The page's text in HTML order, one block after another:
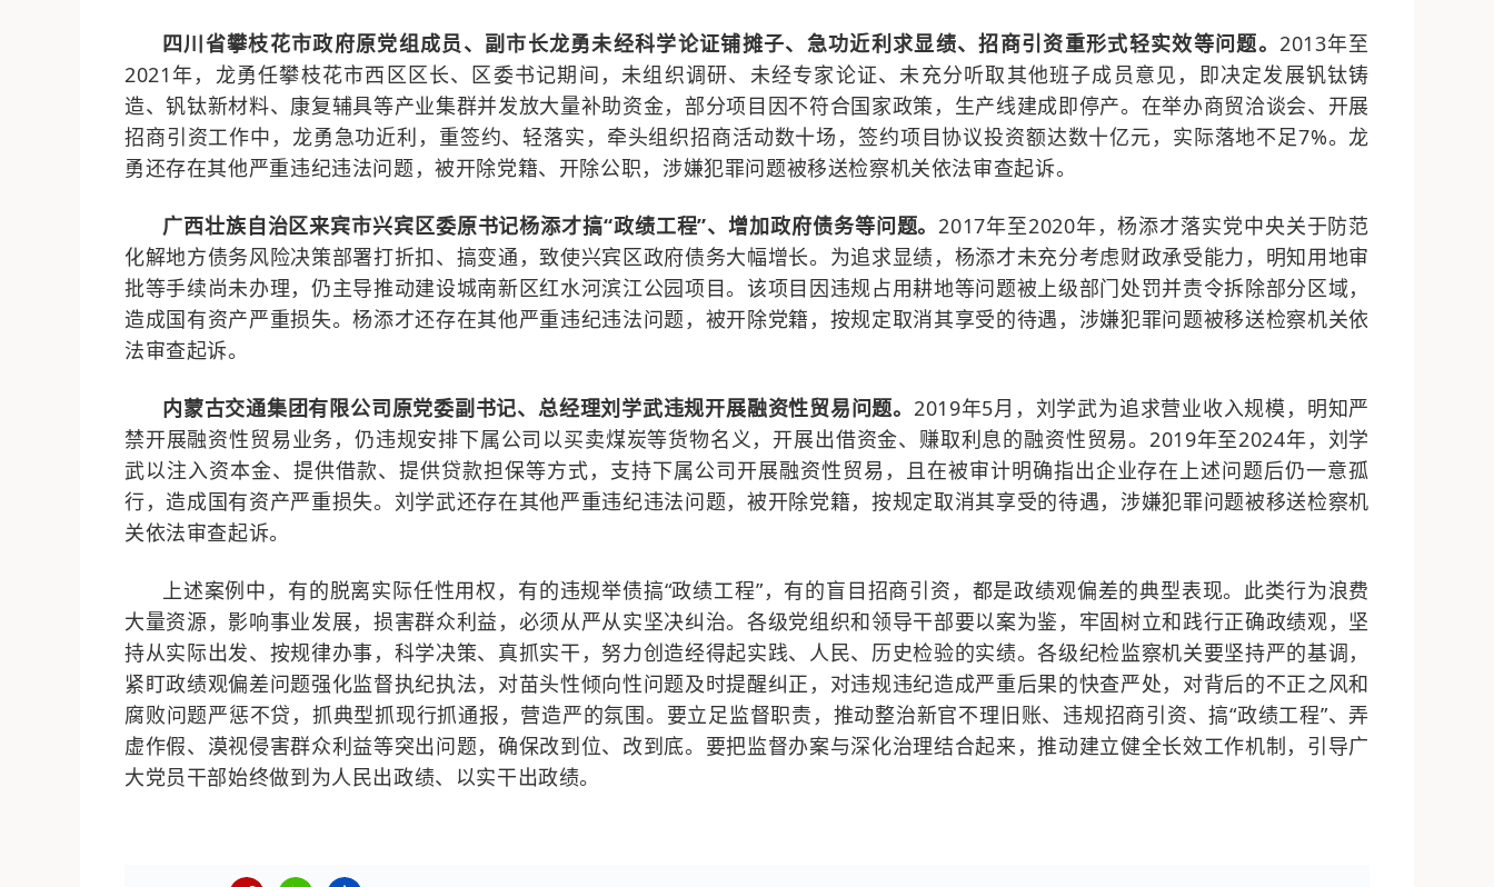
四川省攀枝花市政府原党组成员、副市长龙勇未经科学论证铺摊子、急功近利求显绩、招商引资重形式轻实效等问题。 2013年至
2021年，龙勇任攀枝花市西区区长、区委书记期间，未组织调研、未经专家论证、未充分听取其他班子成员意见，即决定发展钒钛铸
造、钒钛新材料、康复辅具等产业集群并发放大量补助资金，部分项目因不符合国家政策，生产线建成即停产。在举办商贸洽谈会、开展
招商引资工作中，龙勇急功近利，重签约、轻落实，牵头组织招商活动数十场，签约项目协议投资额达数十亿元，实际落地不足7%。龙
勇还存在其他严重违纪违法问题，被开除党籍、开除公职，涉嫌犯罪问题被移送检察机关依法审查起诉。
广西壮族自治区来宾市兴宾区委原书记杨添才搞“政绩工程”、增加政府债务等问题。2017年至2020年，杨添才落实党中央关于防范
化解地方债务风险决策部署打折扣、搞变通，致使兴宾区政府债务大幅增长。为追求显绩，杨添才未充分考虑财政承受能力，明知用地审
批等手续尚未办理，仍主导推动建设城南新区红水河滨江公园项目。该项目因违规占用耕地等问题被上级部门处罚并责令拆除部分区域，
造成国有资产严重损失。杨添才还存在其他严重违纪违法问题，被开除党籍， 按规定取消其享受的待遇 ， 涉嫌犯罪问题被移送检察机关依
法审查起诉。
内蒙古交通集团有限公司原党委副书记、总经理刘学武违规开展融资性贸易问题。 2019年5月，刘学武为追求营业收入规模，明知严
禁开展融资性贸易业务，仍违规安排下属公司以买卖煤炭等货物名义，开展出借资金、赚取利息的融资性贸易。 2019年至2024年，刘学
武以注入资本金、提供借款、提供贷款担保等方式，支持下属公司开展融资性贸易，且在被审计明确指出企业存在上述问题后仍一意孤
行，造成国有资产严重损失。刘学武还存在其他严重违纪违法问题，被开除党籍，按规定取消其享受的待遇，涉嫌犯罪问题被移送检察机
关依法审查起诉。
上述案例中，有的脱离实际任性用权，有的违规举债搞“政绩工程”，有的盲目招商引资，都是政绩观偏差的典型表现。此类行为浪费
大量资源，影响事业发展，损害群众利益，必须从严从实坚决纠治。各级党组织和领导干部要以案为鉴，牢固树立和践行正确政绩观，坚
持从实际出发、按规律办事，科学决策、真抓实干，努力创造经得起实践、人民、历史检验的实绩。各级纪检监察机关要坚持严的基调，
紧盯政绩观偏差问题强化监督执纪执法，对苗头性倾向性问题及时提醒纠正，对违规违纪造成严重后果的快查严处，对背后的不正之风和
腐败问题严惩不贷，抓典型抓现行抓通报，营造严的氛围。要立足监督职责，推动整治新官不理旧账、违规招商引资、搞“政绩工程”、弄
虚作假、漠视侵害群众利益等突出问题，确保改到位、改到底。要把监督办案与深化治理结合起来，推动建立健全长效工作机制，引导广
大党员干部始终做到为人民出政绩、以实干出政绩。